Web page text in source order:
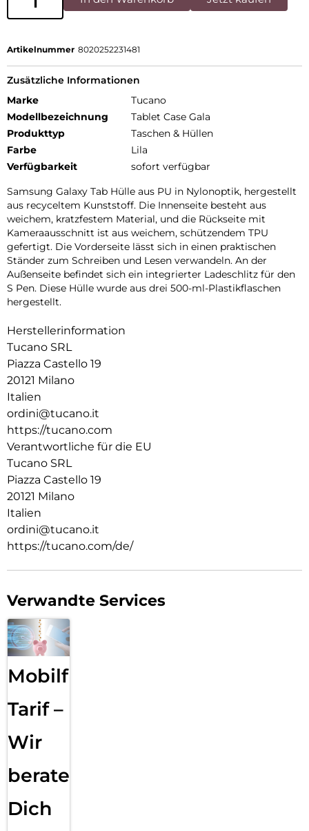
Artikelnummer 8020252231481
Zusätzliche Informationen
Marke
Tucano
Modellbezeichnung
Tablet Case Gala
Produkttyp
Taschen & Hüllen
Farbe
Lila
Verfügbarkeit
sofort verfügbar
Samsung Galaxy Tab Hülle aus PU in Nylonoptik, hergestellt
aus recyceltem Kunststoff. Die Innenseite besteht aus
weichem, kratzfestem Material, und die Rückseite mit
Kameraausschnitt ist aus weichem, schützendem TPU
gefertigt. Die Vorderseite lässt sich in einen praktischen
Ständer zum Schreiben und Lesen verwandeln. An der
Außenseite befindet sich ein integrierter Ladeschlitz für den
S Pen. Diese Hülle wurde aus drei 500-ml-Plastikflaschen
hergestellt.
Herstellerinformation
Tucano SRL
Piazza Castello 19
20121 Milano
Italien
ordini@tucano.it
https://tucano.com
Verantwortliche für die EU
Tucano SRL
Piazza Castello 19
20121 Milano
Italien
ordini@tucano.it
https://tucano.com/de/
Verwandte Services
Mobilfunk
Tarif –
Wir
beraten
Dich